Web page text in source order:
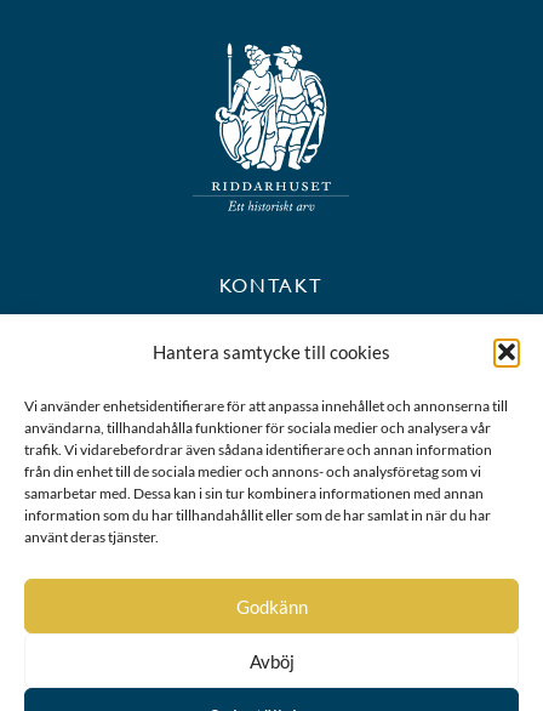
Hantera samtycke till cookies
Vi använder enhetsidentifierare för att anpassa innehållet och annonserna till
användarna, tillhandahålla funktioner för sociala medier och analysera vår
trafik. Vi vidarebefordrar även sådana identifierare och annan information
från din enhet till de sociala medier och annons- och analysföretag som vi
samarbetar med. Dessa kan i sin tur kombinera informationen med annan
information som du har tillhandahållit eller som de har samlat in när du har
använt deras tjänster.
Godkänn
Avböj
KONTAKT
BESÖKS- OCH POSTADRESS
Riddarhustorget 10
Karta